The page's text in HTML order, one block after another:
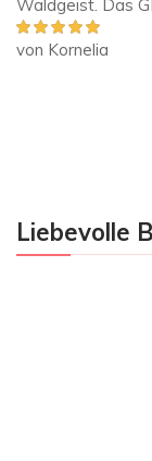
Waldgeist. Das
Bewertet mit
von Kornelia
Liebevolle